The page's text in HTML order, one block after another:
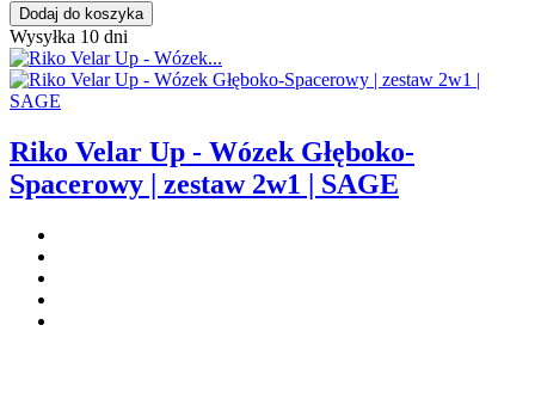
Dodaj do koszyka
Wysyłka 10 dni
Riko Velar Up - Wózek Głęboko-
Spacerowy | zestaw 2w1 | SAGE